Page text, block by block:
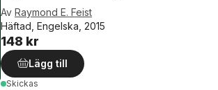
Av Raymond E. Feist
Häftad, Engelska, 2015
148 kr
Lägg till
Skickas